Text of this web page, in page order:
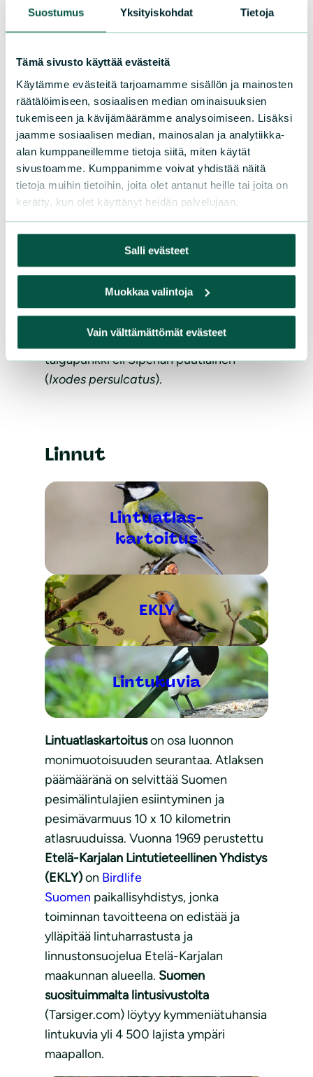
Suostumus Yksityiskohdat Tietoja
Tämä sivusto käyttää evästeitä
Käytämme evästeitä tarjoamamme sisällön ja mainosten
räätälöimiseen, sosiaalisen median ominaisuuksien
tukemiseen ja kävijämäärämme analysoimiseen. Lisäksi
jaamme sosiaalisen median, mainosalan ja analytiikka-
alan kumppaneillemme tietoja siitä, miten käytät
sivustoamme. Kumppanimme voivat yhdistää näitä
tietoja muihin tietoihin, joita olet antanut heille tai joita on
kerätty, kun olet käyttänyt heidän palvelujaan.
Salli evästeet
Muokkaa valintoja
Vain välttämättömät evästeet
Puutiaiset
Puutiais-tutkimus
Hämähäkiteivät ole hyönteisiä, vaan
ehkä tunnetuin ryhmä
hämähäkkieläimistä. Niillä on kahdeksan
Suomessa esiintyy kaksi ihmiselle
haitallista puutiaislajia, tavallinen
puutiainen ( Ixodes ricinus) ja
taigapunkki eli Siperian puutiainen
(Ixodes persulcatus).
Linnut
Lintuatlas-
kartoitus
EKLY
Lintukuvia
Lintuatlaskartoituson osa luonnon
monimuotoisuuden seurantaa. Atlaksen
päämääränä on selvittää Suomen
pesimälintulajien esiintyminen ja
pesimävarmuus 10 x 10 kilometrin
atlasruuduissa. Vuonna 1969 perustettu
Etelä-Karjalan Lintutieteellinen Yhdistys
(EKLY)on Birdlife
Suomen paikallisyhdistys, jonka
toiminnan tavoitteena on edistää ja
ylläpitää lintuharrastusta ja
linnustonsuojelua Etelä-Karjalan
maakunnan alueella. Suomen
suosituimmalta lintusivustolta
(Tarsiger.com) löytyy kymmeniätuhansia
lintukuvia yli 4 500 lajista ympäri
maapallon.